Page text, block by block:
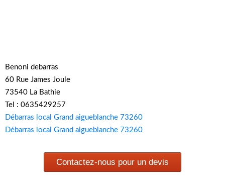
Benoni debarras
60 Rue James Joule
73540 La Bathie
Tel : 0635429257
Débarras local Grand aigueblanche 73260
Débarras local Grand aigueblanche 73260
Contactez-nous pour un devis